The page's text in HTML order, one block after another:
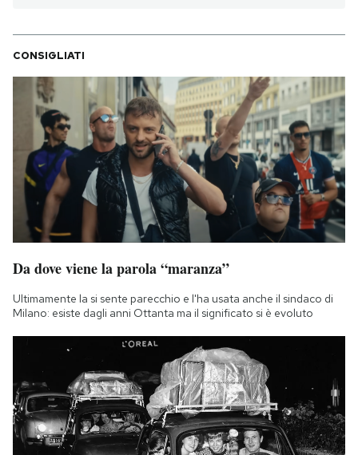
CONSIGLIATI
Da dove viene la parola “maranza”
Ultimamente la si sente parecchio e l'ha usata anche il sindaco di
Milano: esiste dagli anni Ottanta ma il significato si è evoluto